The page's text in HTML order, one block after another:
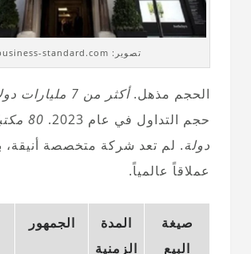
تصوير: business-standard.com
الحجم مذهل.أكثر من 7 مليارات دولار أمريكي
حجم التداول في عام 2023.
دولة. لم تعد شركة متخصصة
عملاقاً عالمياً.
صيغة
البيع
المدة
الزمنية
الجمهور